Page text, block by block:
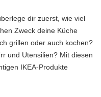
dir zuerst, wie viel
Zweck deine Küche
grillen oder auch kochen?
und Utensilien? Mit diesen
IKEA-Produkte